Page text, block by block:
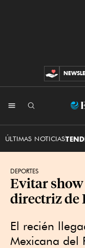
ÚLTIMAS NOTICIAS
DEPORTES
Evitar
directriz de
El recién
Mexicana del